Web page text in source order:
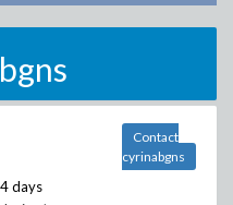
days
Contact
cyrinabgns